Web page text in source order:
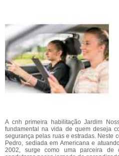
A cnh primeira habilitação Jardim
fundamental na vida de quem deseja
segurança pelas ruas e estradas. Neste
Pedro, sediada em Americana e
2002, surge como uma parceira de